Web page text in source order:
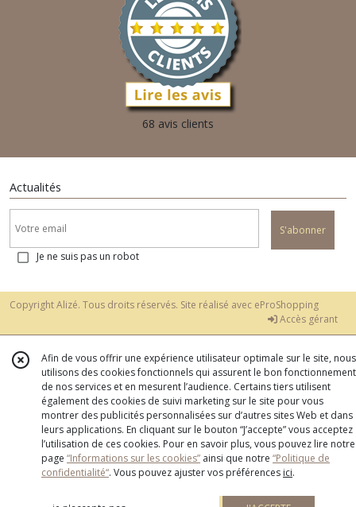
68 avis clients
Actualités
S'abonner
Je ne suis pas un robot
Copyright Alizé. Tous droits réservés. Site réalisé avec eProShopping
Accès gérant
Afin de vous offrir une expérience utilisateur optimale sur le site, nous
utilisons des cookies fonctionnels qui assurent le bon fonctionnement
de nos services et en mesurent l’audience. Certains tiers utilisent
également des cookies de suivi marketing sur le site pour vous
montrer des publicités personnalisées sur d’autres sites Web et dans
leurs applications. En cliquant sur le bouton “J’accepte” vous acceptez
l’utilisation de ces cookies. Pour en savoir plus, vous pouvez lire notre
page “Informations sur les cookies” ainsi que notre “Politique de
confidentialité“. Vous pouvez ajuster vos préférences ici.